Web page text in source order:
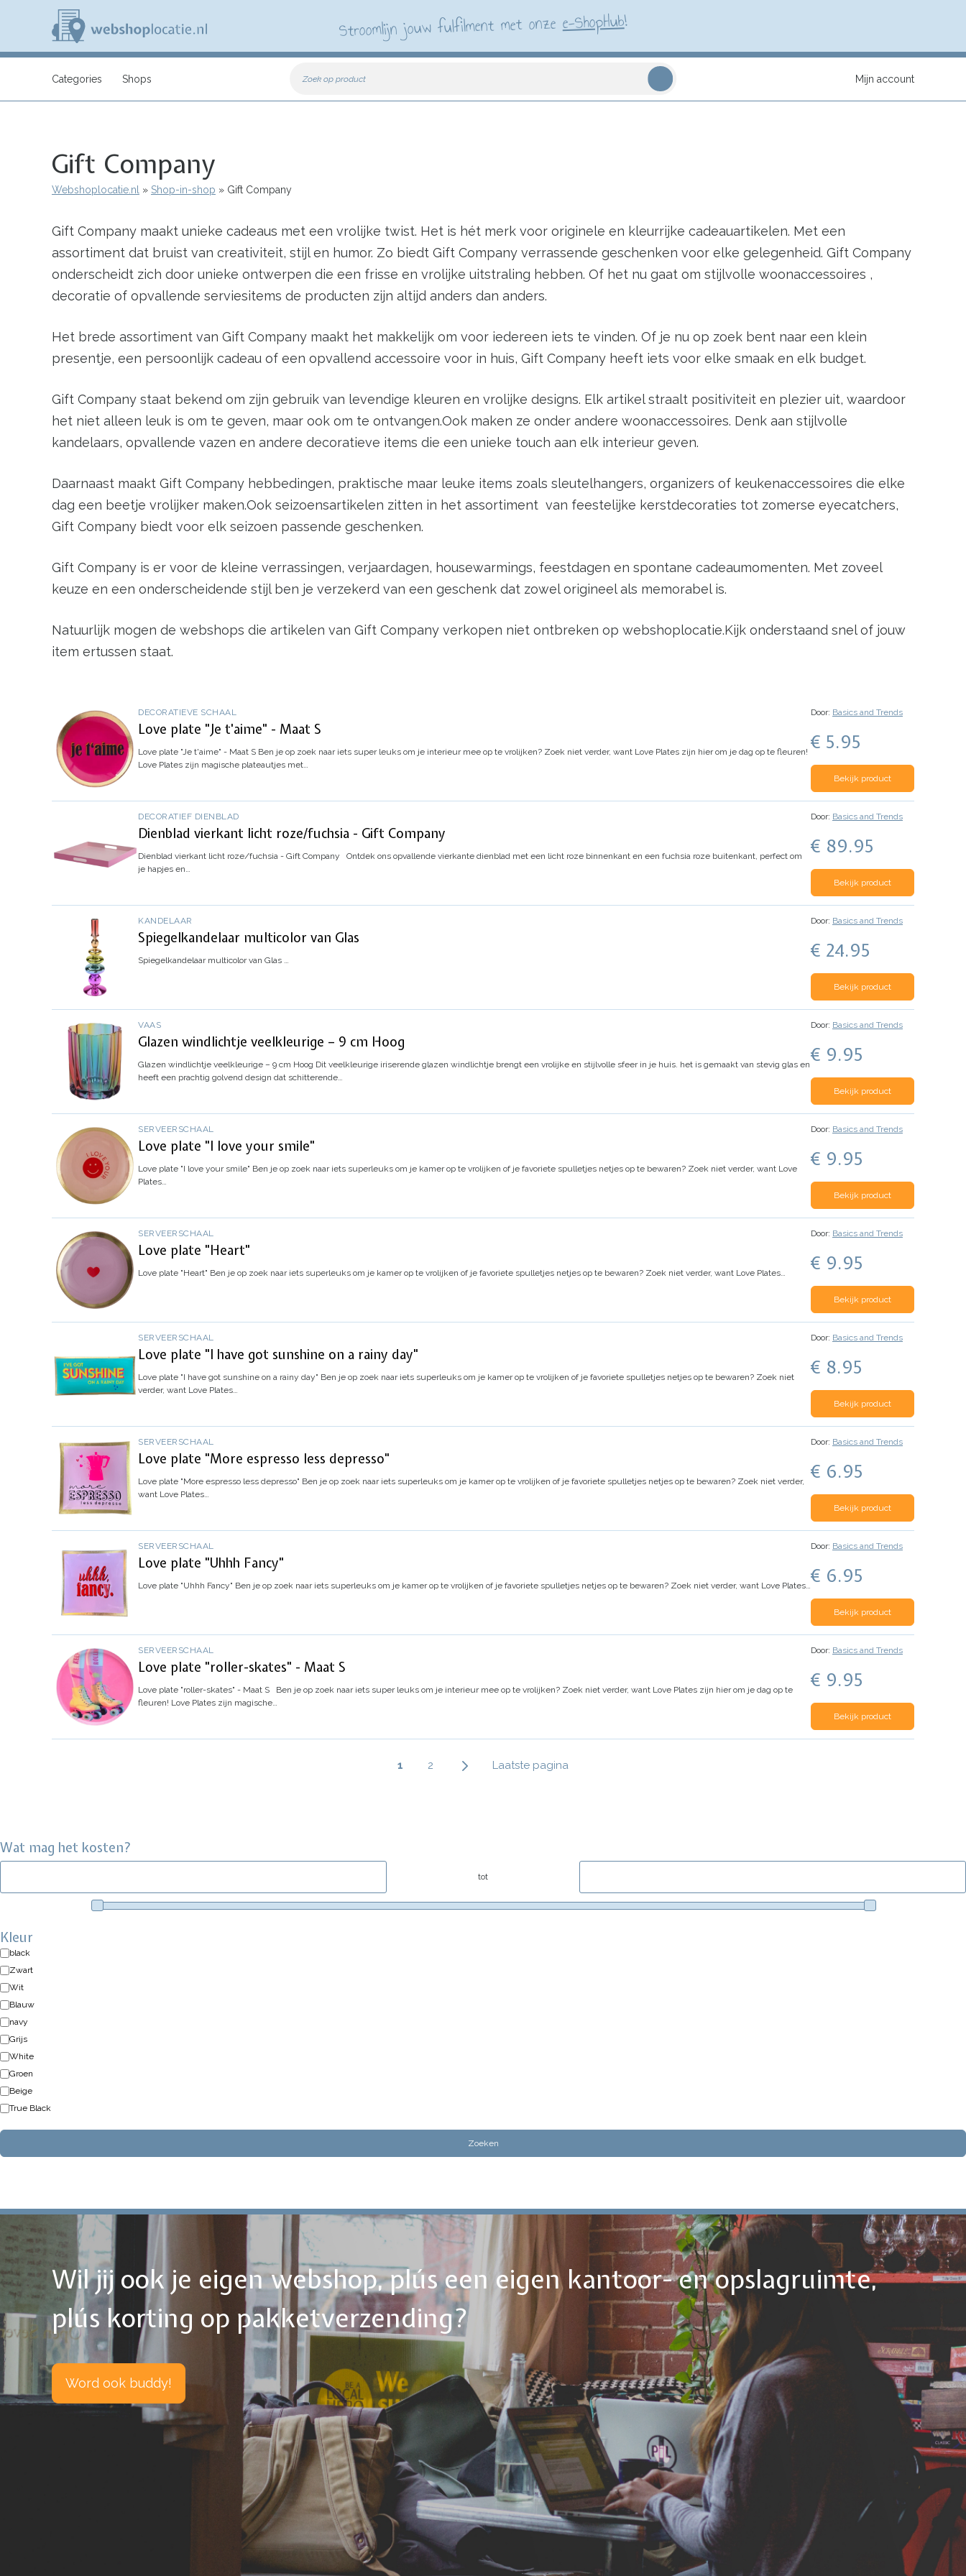
inhoud
e
s
o
a
e
n
Stroomlijn jouw fulfilment met onzee-ShopHub!
Zoek op product
Categories Shops Mijn account
Gift Company
Kruimelpad
Webshoplocatie.nl Shop-in-shop Gift Company
Gift Company maakt unieke cadeaus met een vrolijke twist. Het is hét merk voor originele en kleurrijke cadeauartikelen. Met een
assortiment dat bruist van creativiteit, stijl en humor. Zo biedt Gift Company verrassende geschenken voor elke gelegenheid. Gift Company
onderscheidt zich door unieke ontwerpen die een frisse en vrolijke uitstraling hebben. Of het nu gaat om stijlvolle woonaccessoires ,
decoratie of opvallende serviesitems de producten zijn altijd anders dan anders.
Het brede assortiment van Gift Company maakt het makkelijk om voor iedereen iets te vinden. Of je nu op zoek bent naar een klein
presentje, een persoonlijk cadeau of een opvallend accessoire voor in huis, Gift Company heeft iets voor elke smaak en elk budget.
Gift Company staat bekend om zijn gebruik van levendige kleuren en vrolijke designs. Elk artikel straalt positiviteit en plezier uit, waardoor
het niet alleen leuk is om te geven, maar ook om te ontvangen.Ook maken ze onder andere woonaccessoires. Denk aan stijlvolle
kandelaars, opvallende vazen en andere decoratieve items die een unieke touch aan elk interieur geven.
Daarnaast maakt Gift Company hebbedingen, praktische maar leuke items zoals sleutelhangers, organizers of keukenaccessoires die elke
dag een beetje vrolijker maken.Ook seizoensartikelen zitten in het assortiment van feestelijke kerstdecoraties tot zomerse eyecatchers,
Gift Company biedt voor elk seizoen passende geschenken.
Gift Company is er voor de kleine verrassingen, verjaardagen, housewarmings, feestdagen en spontane cadeaumomenten. Met zoveel
keuze en een onderscheidende stijl ben je verzekerd van een geschenk dat zowel origineel als memorabel is.
Natuurlijk mogen de webshops die artikelen van Gift Company verkopen niet ontbreken op webshoplocatie.Kijk onderstaand snel of jouw
item ertussen staat.
DECORATIEVE SCHAAL
Love plate "Je t'aime" - Maat S
Love plate "Je t'aime" - Maat S Ben je op zoek naar iets super leuks om je interieur mee op te vrolijken? Zoek niet verder, want Love Plates zijn hier om je dag op te fleuren!
Love Plates zijn magische plateautjes met…
Door: Basics and Trends
€ 5.95
Bekijk product
DECORATIEF DIENBLAD
Dienblad vierkant licht roze/fuchsia - Gift Company
Dienblad vierkant licht roze/fuchsia - Gift Company
Ontdek ons opvallende vierkante dienblad met een licht roze binnenkant en een fuchsia roze buitenkant, perfect om
je hapjes en…
Door: Basics and Trends
€ 89.95
Bekijk product
KANDELAAR
Spiegelkandelaar multicolor van Glas
Spiegelkandelaar multicolor van Glas …
Door: Basics and Trends
€ 24.95
Bekijk product
VAAS
Glazen windlichtje veelkleurige – 9 cm Hoog
Glazen windlichtje veelkleurige – 9 cm Hoog Dit veelkleurige iriserende glazen windlichtje brengt een vrolijke en stijlvolle sfeer in je huis. het is gemaakt van stevig glas en
heeft een prachtig golvend design dat schitterende…
Door: Basics and Trends
€ 9.95
Bekijk product
SERVEERSCHAAL
Love plate "I love your smile"
Love plate "I love your smile" Ben je op zoek naar iets superleuks om je kamer op te vrolijken of je favoriete spulletjes netjes op te bewaren? Zoek niet verder, want Love
Plates…
Door: Basics and Trends
€ 9.95
Bekijk product
SERVEERSCHAAL
Love plate "Heart"
Love plate "Heart" Ben je op zoek naar iets superleuks om je kamer op te vrolijken of je favoriete spulletjes netjes op te bewaren? Zoek niet verder, want Love Plates…
Door: Basics and Trends
€ 9.95
Bekijk product
SERVEERSCHAAL
Love plate "I have got sunshine on a rainy day"
Love plate "I have got sunshine on a rainy day" Ben je op zoek naar iets superleuks om je kamer op te vrolijken of je favoriete spulletjes netjes op te bewaren? Zoek niet
verder, want Love Plates…
Door: Basics and Trends
€ 8.95
Bekijk product
SERVEERSCHAAL
Love plate "More espresso less depresso"
Love plate "More espresso less depresso" Ben je op zoek naar iets superleuks om je kamer op te vrolijken of je favoriete spulletjes netjes op te bewaren? Zoek niet verder,
want Love Plates…
Door: Basics and Trends
€ 6.95
Bekijk product
SERVEERSCHAAL
Love plate "Uhhh Fancy"
Love plate "Uhhh Fancy" Ben je op zoek naar iets superleuks om je kamer op te vrolijken of je favoriete spulletjes netjes op te bewaren? Zoek niet verder, want Love Plates…
Door: Basics and Trends
€ 6.95
Bekijk product
SERVEERSCHAAL
Love plate "roller-skates" - Maat S
Love plate "roller-skates" - Maat S
Ben je op zoek naar iets super leuks om je interieur mee op te vrolijken? Zoek niet verder, want Love Plates zijn hier om je dag op te
fleuren! Love Plates zijn magische…
Door: Basics and Trends
€ 9.95
Bekijk product
Huidige
1 Page
2
Laatste
Laatste pagina
Wat mag het kosten?
tot
Kleur
black
Zwart
Wit
Blauw
navy
Grijs
White
Groen
Beige
True Black
Wil jij ook je eigen webshop, plús een eigen kantoor- en opslagruimte,
plús korting op pakketverzending?
Word ook buddy!